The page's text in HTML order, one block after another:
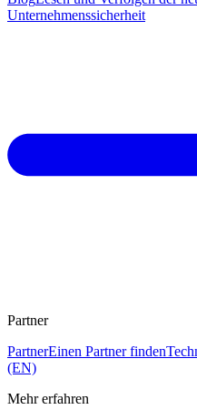
Unternehmenssicherheit
Partner
PartnerEinen Partner finden
(EN)
Mehr erfahren